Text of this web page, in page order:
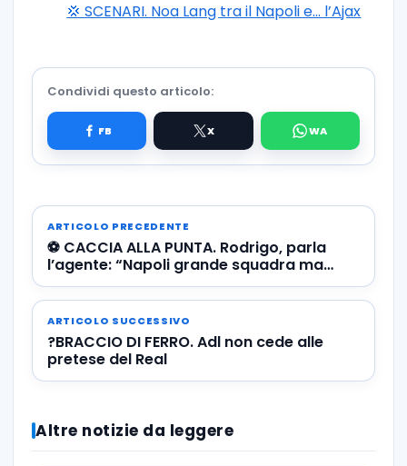
💢 SCENARI. Noa Lang tra il Napoli e… l’Ajax
Condividi questo articolo:
ARTICOLO PRECEDENTE
⚽️ CACCIA ALLA PUNTA. Rodrigo, parla
l’agente: “Napoli grande squadra ma
manca l’accordo con il Valencia”
ARTICOLO SUCCESSIVO
?BRACCIO DI FERRO. Adl non cede alle
pretese del Real
Altre notizie da leggere